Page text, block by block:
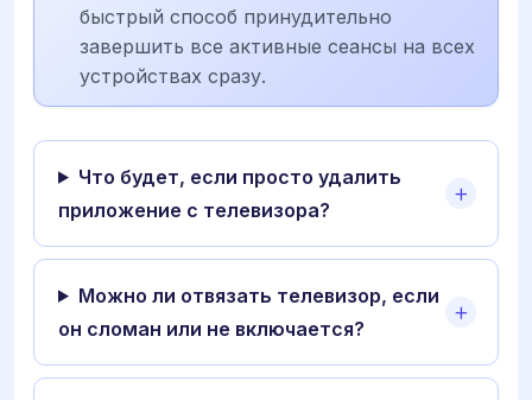
быстрый способ принудительно
завершить все активные сеансы на всех
устройствах сразу.
Что будет, если просто удалить
приложение с телевизора?
Можно ли отвязать телевизор, если
он сломан или не включается?